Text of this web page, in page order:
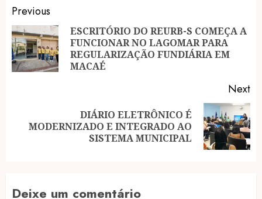
Post
navigation
Previous
ESCRITÓRIO DO REURB-S COMEÇA A
FUNCIONAR NO LAGOMAR PARA
REGULARIZAÇÃO FUNDIÁRIA EM
MACAÉ
Next
Next
DIÁRIO ELETRÔNICO É
MODERNIZADO E INTEGRADO AO
SISTEMA MUNICIPAL
Deixe um comentário